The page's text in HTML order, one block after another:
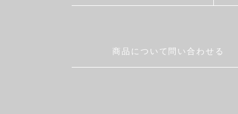
Fatima Morocco商品について問い合わせる